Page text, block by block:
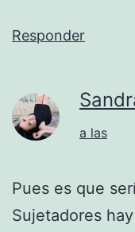
Responder
a las
Pues es que
Sujetadores